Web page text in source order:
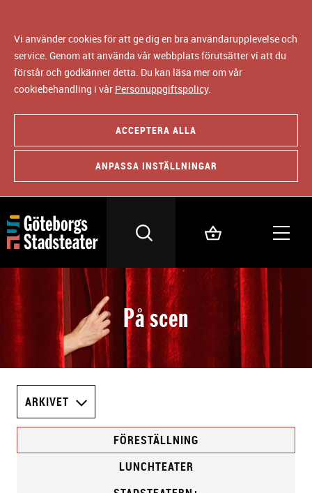
Vi använder cookies för att ge dig en bra användarupplevelse och
service. Genom att använda vår webbplats förutsätter vi att du
förstår och godkänner detta. Du kan läsa mer om vår
cookiebehandling i vår Personuppgiftspolicy.
ACCEPTERA ALLA
ANPASSA INSTÄLLNINGAR
På scen
ARKIVET
FÖRESTÄLLNING
LUNCHTEATER